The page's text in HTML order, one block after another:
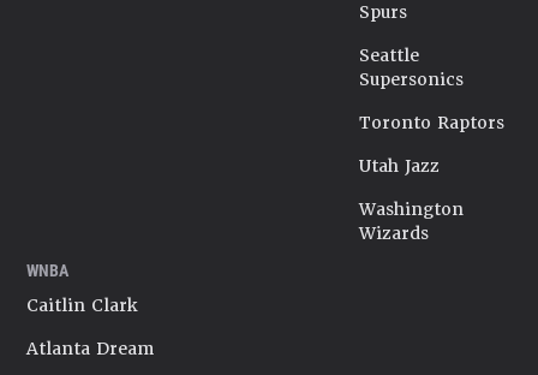
Spurs
Seattle
Supersonics
Toronto Raptors
Utah Jazz
Washington
Wizards
WNBA
Caitlin Clark
Atlanta Dream